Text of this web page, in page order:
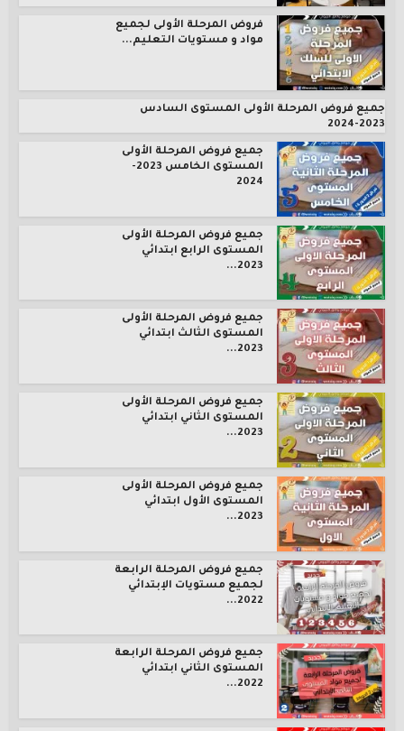
فروض المرحلة الأولى لجميع
مواد و مستويات التعليم...
جميع فروض المرحلة الأولى المستوى السادس
2023-2024
جميع فروض المرحلة الأولى
المستوى الخامس 2023-
2024
جميع فروض المرحلة الأولى
المستوى الرابع ابتدائي
2023...
جميع فروض المرحلة الأولى
المستوى الثالث ابتدائي
2023...
جميع فروض المرحلة الأولى
المستوى الثاني ابتدائي
2023...
جميع فروض المرحلة الأولى
المستوى الأول ابتدائي
2023...
جميع فروض المرحلة الرابعة
لجميع مستويات الإبتدائي
2022...
جميع فروض المرحلة الرابعة
المستوى الثاني ابتدائي
2022...